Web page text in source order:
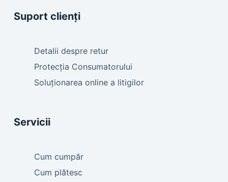
Suport clienți
Detalii despre retur
Protecția Consumatorului
Soluționarea online a litigilor
Servicii
Cum cumpăr
Cum plătesc